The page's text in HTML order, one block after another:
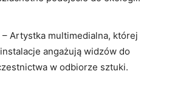
​ –⁢ Artystka multimedialna, ⁢której
angażują widzów do
w​ odbiorze sztuki.